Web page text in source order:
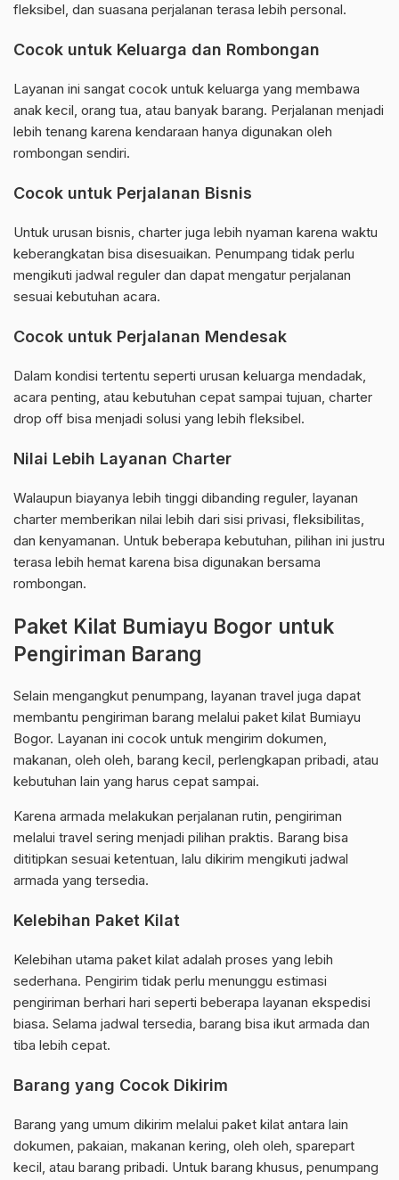
fleksibel, dan suasana perjalanan terasa lebih personal.
Cocok untuk Keluarga dan Rombongan
Layanan ini sangat cocok untuk keluarga yang membawa
anak kecil, orang tua, atau banyak barang. Perjalanan menjadi
lebih tenang karena kendaraan hanya digunakan oleh
rombongan sendiri.
Cocok untuk Perjalanan Bisnis
Untuk urusan bisnis, charter juga lebih nyaman karena waktu
keberangkatan bisa disesuaikan. Penumpang tidak perlu
mengikuti jadwal reguler dan dapat mengatur perjalanan
sesuai kebutuhan acara.
Cocok untuk Perjalanan Mendesak
Dalam kondisi tertentu seperti urusan keluarga mendadak,
acara penting, atau kebutuhan cepat sampai tujuan, charter
drop off bisa menjadi solusi yang lebih fleksibel.
Nilai Lebih Layanan Charter
Walaupun biayanya lebih tinggi dibanding reguler, layanan
charter memberikan nilai lebih dari sisi privasi, fleksibilitas,
dan kenyamanan. Untuk beberapa kebutuhan, pilihan ini justru
terasa lebih hemat karena bisa digunakan bersama
rombongan.
Paket Kilat Bumiayu Bogor untuk
Pengiriman Barang
Selain mengangkut penumpang, layanan travel juga dapat
membantu pengiriman barang melalui paket kilat Bumiayu
Bogor. Layanan ini cocok untuk mengirim dokumen,
makanan, oleh oleh, barang kecil, perlengkapan pribadi, atau
kebutuhan lain yang harus cepat sampai.
Karena armada melakukan perjalanan rutin, pengiriman
melalui travel sering menjadi pilihan praktis. Barang bisa
dititipkan sesuai ketentuan, lalu dikirim mengikuti jadwal
armada yang tersedia.
Kelebihan Paket Kilat
Kelebihan utama paket kilat adalah proses yang lebih
sederhana. Pengirim tidak perlu menunggu estimasi
pengiriman berhari hari seperti beberapa layanan ekspedisi
biasa. Selama jadwal tersedia, barang bisa ikut armada dan
tiba lebih cepat.
Barang yang Cocok Dikirim
Barang yang umum dikirim melalui paket kilat antara lain
dokumen, pakaian, makanan kering, oleh oleh, sparepart
kecil, atau barang pribadi. Untuk barang khusus, penumpang